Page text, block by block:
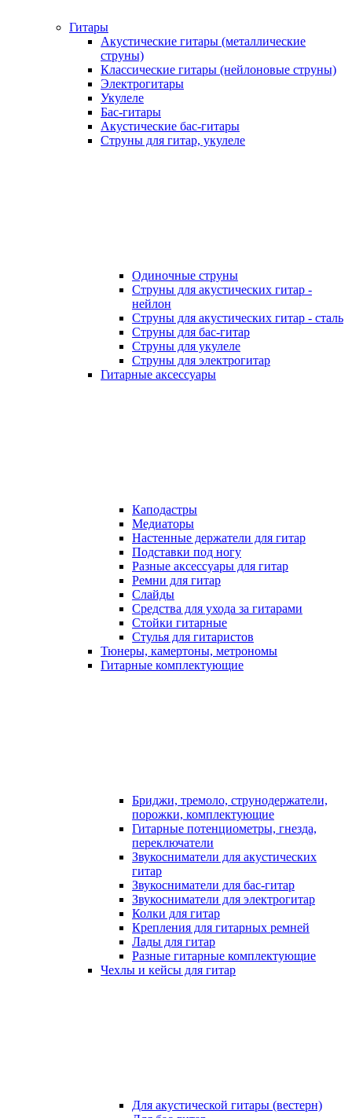
Гитары
Акустические гитары (металлические
струны)
Классические гитары (нейлоновые струны)
Электрогитары
Укулеле
Бас-гитары
Акустические бас-гитары
Струны для гитар, укулеле
Одиночные струны
Струны для акустических гитар -
нейлон
Струны для акустических гитар - сталь
Струны для бас-гитар
Струны для укулеле
Струны для электрогитар
Гитарные аксессуары
Каподастры
Медиаторы
Настенные держатели для гитар
Подставки под ногу
Разные аксессуары для гитар
Ремни для гитар
Слайды
Средства для ухода за гитарами
Стойки гитарные
Стулья для гитаристов
Тюнеры, камертоны, метрономы
Гитарные комплектующие
Бриджи, тремоло, струнодержатели,
порожки, комплектующие
Гитарные потенциометры, гнезда,
переключатели
Звукосниматели для акустических
гитар
Звукосниматели для бас-гитар
Звукосниматели для электрогитар
Колки для гитар
Крепления для гитарных ремней
Лады для гитар
Разные гитарные комплектующие
Чехлы и кейсы для гитар
Для акустической гитары (вестерн)